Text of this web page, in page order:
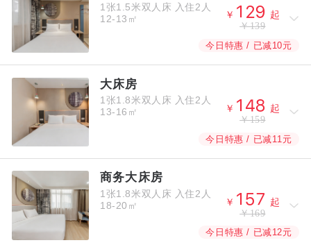
1张1.5米双人床 入住2人
12-13㎡
￥  
起
￥139
今日特惠 / 已减10元
大床房
1张1.8米双人床 入住2人
13-16㎡
￥  
起
￥159
今日特惠 / 已减11元
商务大床房
1张1.8米双人床 入住2人
18-20㎡
￥   
起
￥169
今日特惠 / 已减12元